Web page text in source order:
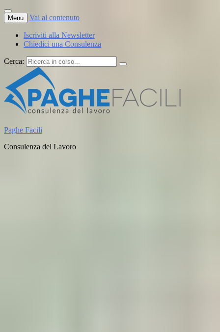
Menu Vai al contenuto
Iscriviti alla Newsletter
Chiedici una Consulenza
Cerca:
Paghe Facili
Consulenza del Lavoro